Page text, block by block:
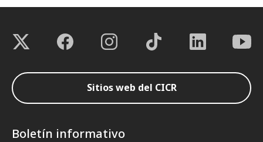
Sitios web del CICR
Boletín informativo